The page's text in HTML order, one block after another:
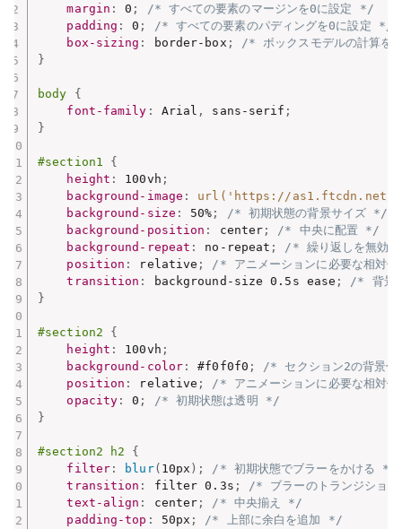
margin : 0 ;
/* すべての要素のマージンを0に設定 */
padding : 0 ;
/* すべての要素のパディングを0に設定 */
box-sizing : border-box ;
/* ボックスモデルの計算を
}
body
{
font-family : Arial , sans-serif ;
}
#section1
{
height : 100vh ;
background-image :
url('https://as1.ftcdn.net/v2/
background-size : 50% ;
/* 初期状態の背景サイズ */
background-position : center ;
/* 中央に配置 */
background-repeat : no-repeat ;
/* 繰り返しを無効
position : relative ;
/* アニメーションに必要な相対
transition : background-size 0.5s ease ;
/* 背景
}
#section2
{
height : 100vh ;
background-color : #f0f0f0 ;
/* セクション2の背景
position : relative ;
/* アニメーションに必要な相対
opacity : 0 ;
/* 初期状態は透明 */
}
#section2 h2
{
filter : blur( 10px ) ;
/* 初期状態でブラーをかける */
transition : filter 0.3s ;
/* ブラーのトランジショ
text-align : center ;
/* 中央揃え */
padding-top : 50px ;
/* 上部に余白を追加 */